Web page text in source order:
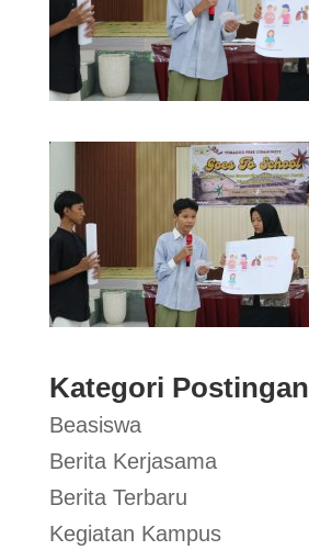
Kategori Postingan
Beasiswa
Berita Kerjasama
Berita Terbaru
Kegiatan Kampus